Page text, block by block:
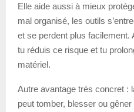
Elle aide aussi à mieux
mal organisé, les outils
et se perdent plus
tu réduis ce risque et tu
matériel.
Autre avantage très concret :
peut tomber, blesser ou